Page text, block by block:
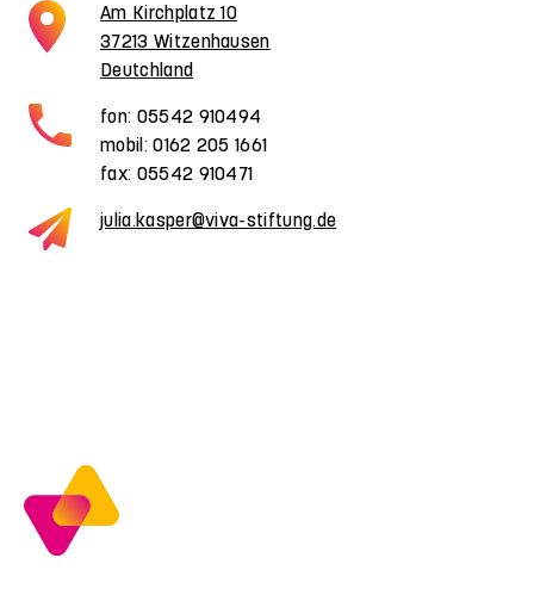
Am Kirchplatz 10
37213 Witzenhausen
Deutchland
fon: 05542 910494
mobil: 0162 205 1661
fax: 05542 910471
julia.kasper@viva-stiftung.de